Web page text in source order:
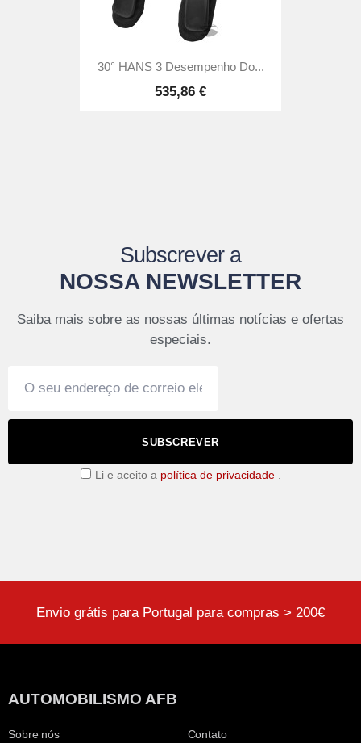
30° HANS 3 Desempenho Do...
535,86 €
Subscrever a
NOSSA NEWSLETTER
Saiba mais sobre as nossas últimas notícias e ofertas
especiais.
SUBSCREVER
Li e aceito a política de privacidade.
Envio grátis para Portugal para compras > 200€
AUTOMOBILISMO AFB
Sobre nós Contato